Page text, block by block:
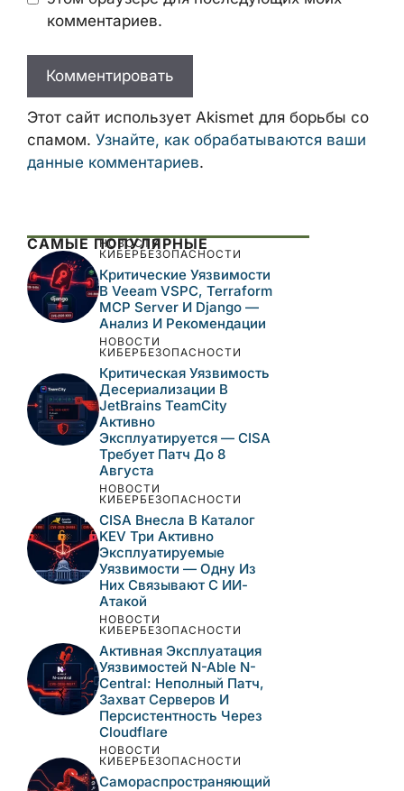
Сохранить моё имя, email и адрес сайта
в этом браузере для последующих моих
Этот сайт использует Akismet для борьбы
со спамом.Узнайте, как обрабатываются
ваши данные комментариев.
САМЫЕ ПОПУЛЯРНЫЕ
НОВОСТИ
КИБЕРБЕЗОПАСНОСТИ
Критические
Уязвимости В Veeam
VSPC, Terraform MCP
Server И Django —
Анализ И Рекомендации
НОВОСТИ
КИБЕРБЕЗОПАСНОСТИ
Критическая
Уязвимость
Десериализации В
JetBrains TeamCity
Активно
Эксплуатируется —
CISA Требует Патч До 8
Августа
НОВОСТИ
КИБЕРБЕЗОПАСНОСТИ
CISA Внесла В Каталог
KEV Три Активно
Эксплуатируемые
Уязвимости — Одну Из
Них Связывают С ИИ-